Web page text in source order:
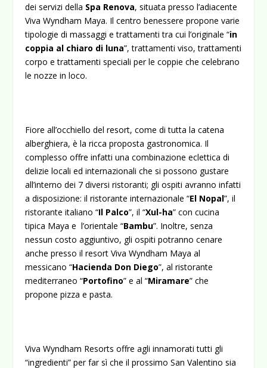
dei servizi della Spa Renova, situata presso l’adiacente
Viva Wyndham Maya. Il centro benessere propone varie
tipologie di massaggi e trattamenti tra cui l’originale “in
coppia al chiaro di luna”, trattamenti viso, trattamenti
corpo e trattamenti speciali per le coppie che celebrano
le nozze in loco.
Fiore all’occhiello del resort, come di tutta la catena
alberghiera, è la ricca proposta gastronomica. Il
complesso offre infatti una combinazione eclettica di
delizie locali ed internazionali che si possono gustare
all’interno dei 7 diversi ristoranti; gli ospiti avranno infatti
a disposizione: il ristorante internazionale “El Nopal”, il
ristorante italiano “Il Palco”, il “Xul-ha” con cucina
tipica Maya e l’orientale “Bambu”. Inoltre, senza
nessun costo aggiuntivo, gli ospiti potranno cenare
anche presso il resort Viva Wyndham Maya al
messicano “Hacienda Don Diego”, al ristorante
mediterraneo “Portofino” e al “Miramare” che
propone pizza e pasta.
Viva Wyndham Resorts offre agli innamorati tutti gli
“ingredienti” per far sì che il prossimo San Valentino sia